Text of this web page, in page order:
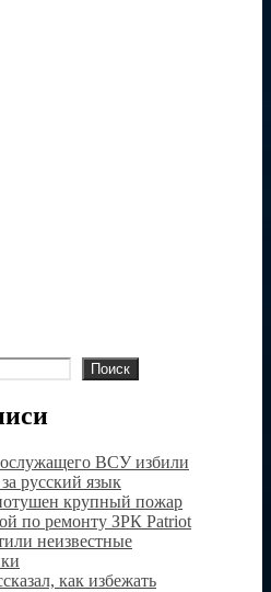
Поиск
ВСУ избили
русский язык
крупный пожар
по ремонту ЗРК Patriot
неизвестные
как избежать